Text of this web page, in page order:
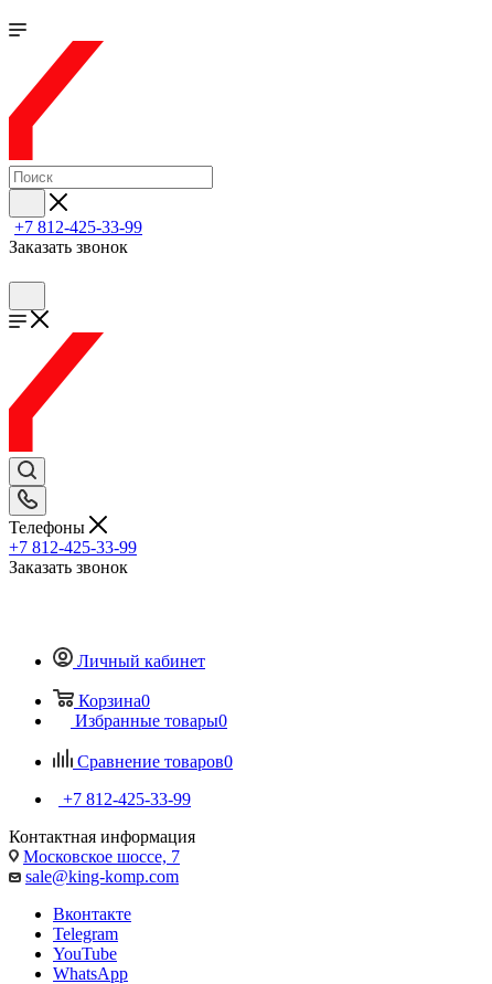
+7 812-425-33-99
Заказать звонок
Телефоны
+7 812-425-33-99
Заказать звонок
Личный кабинет
Корзина0
Избранные товары0
Сравнение товаров0
+7 812-425-33-99
Контактная информация
Московское шоссе, 7
sale@king-komp.com
Вконтакте
Telegram
YouTube
WhatsApp